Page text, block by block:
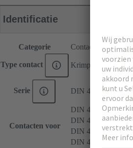
Identificatie
Categorie Contacten
Type contact Krimpcontact
Serie DIN 41612
Contacten voor
DIN 41612 Type B
DIN 41612 Type C
DIN 41612 Type
DIN 41612 Type